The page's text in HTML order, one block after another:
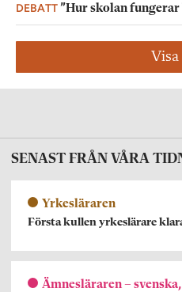
DEBATT”Hur skolan
SENAST FRÅN VÅRA
Yrkesläraren
Första kullen yrkeslärare
Ämnesläraren – svenska,